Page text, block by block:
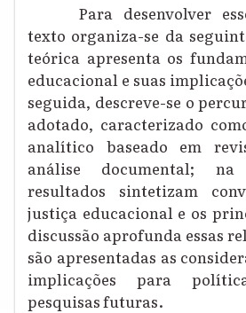
Para desenvolver
texto organiza-se da
teórica apresenta os
educacional e suas
seguida, descreve-se o
adotado, caracterizado
analítico baseado em
análise documental; na
resultados sintetizam
justiça educacional e os
discussão aprofunda essas
são apresentadas as
implicações para
pesquisas futuras.